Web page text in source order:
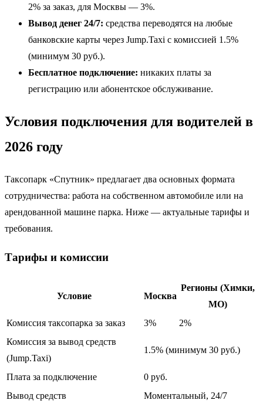
2% за заказ, для Москвы — 3%.
Вывод денег 24/7: средства переводятся на любые
банковские карты через Jump.Taxi с комиссией 1.5%
(минимум 30 руб.).
Бесплатное подключение: никаких платы за
регистрацию или абонентское обслуживание.
Условия подключения для водителей в
2026 году
Таксопарк «Спутник» предлагает два основных формата
сотрудничества: работа на собственном автомобиле или на
арендованной машине парка. Ниже — актуальные тарифы и
требования.
Тарифы и комиссии
Условие Москва
Регионы (Химки,
МО)
Комиссия таксопарка за заказ
3%
2%
Комиссия за вывод средств
(Jump.Taxi)
1.5% (минимум 30 руб.)
Плата за подключение
0 руб.
Вывод средств
Моментальный, 24/7